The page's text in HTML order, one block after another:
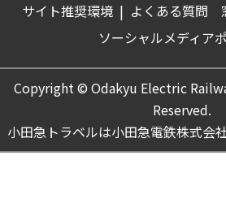
サイト推奨環境 | よくある質問
ソーシャルメディア
Copyright © Odakyu Electric
Reserved.
小田急トラベルは小田急電鉄株式会